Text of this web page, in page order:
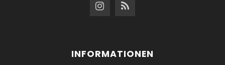
INFORMATIONEN